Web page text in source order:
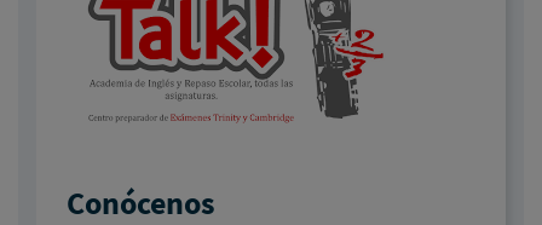
Conócenos